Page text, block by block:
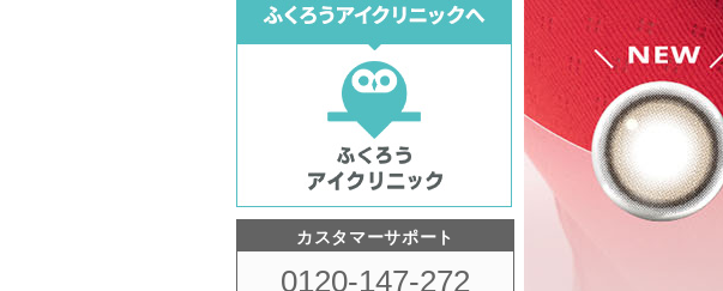
カスタマーサポート
0120-147-272